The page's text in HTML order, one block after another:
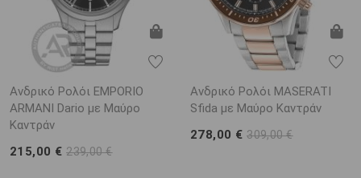
Ανδρικό Ρολόι EMPORIO
ARΜΑΝΙ Dario με Μαύρο
Καντράν
215,00 €239,00 €
Ανδρικό Ρολόι MASERATI
Sfida με Μαύρο Καντράν
278,00 €309,00 €